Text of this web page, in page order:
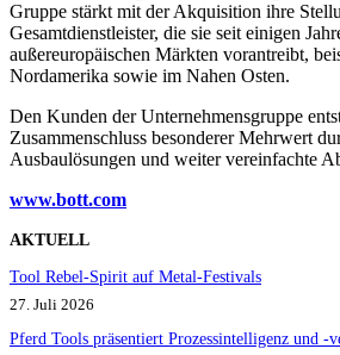
Gruppe stärkt mit der Akquisition ihre
Gesamtdienstleister, die sie seit einigen
außereuropäischen Märkten vorantreibt,
Nordamerika sowie im Nahen Osten.
Den Kunden der Unternehmensgruppe
Zusammenschluss besonderer Mehrwert
Ausbaulösungen und weiter vereinfachte
www.bott.com
AKTUELL
Tool Rebel-Spirit auf Metal-Festivals
27. Juli 2026
Pferd Tools präsentiert Prozessintelligenz und -